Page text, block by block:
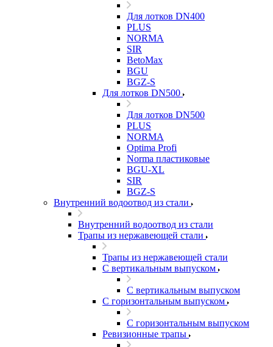
Для лотков DN400
PLUS
NORMA
SIR
BetoMax
BGU
BGZ-S
Для лотков DN500
Для лотков DN500
PLUS
NORMA
Optima Profi
Norma пластиковые
BGU-XL
SIR
BGZ-S
Внутренний водоотвод из стали
Внутренний водоотвод из стали
Трапы из нержавеющей стали
Трапы из нержавеющей стали
С вертикальным выпуском
С вертикальным выпуском
С горизонтальным выпуском
С горизонтальным выпуском
Ревизионные трапы